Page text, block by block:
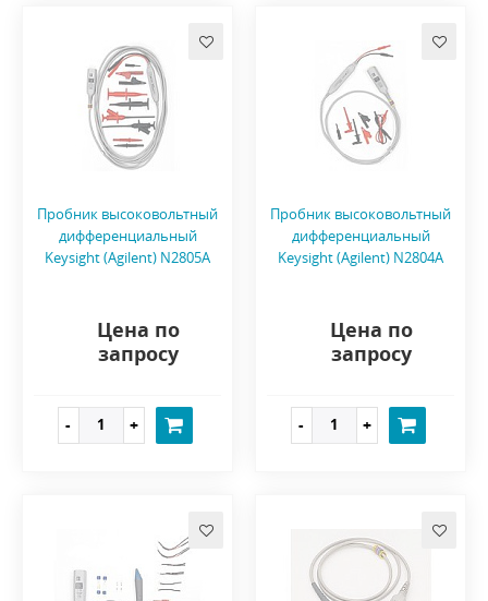
Пробник высоковольтный
дифференциальный
Keysight (Agilent) N2805A
Цена по
запросу
Пробник высоковольтный
дифференциальный
Keysight (Agilent) N2804A
Цена по
запросу